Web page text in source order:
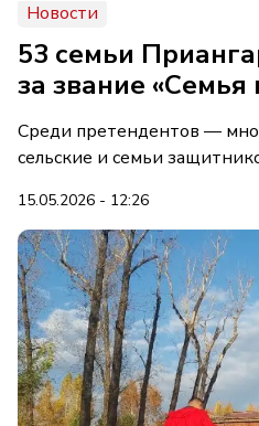
Новости
53 семьи
за звание «Семья
Среди претендентов —
сельские и семьи
15.05.2026 - 12:26